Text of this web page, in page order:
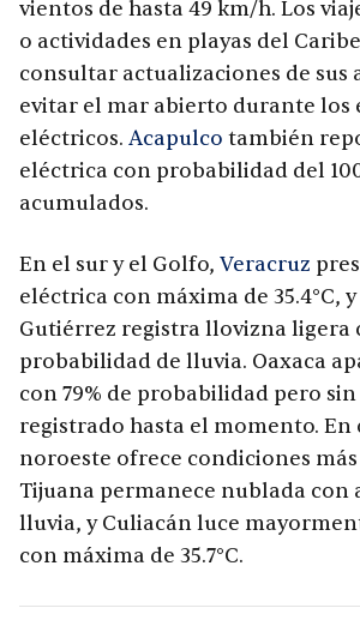
vientos de hasta 49 km/h. Los
o actividades en playas del
consultar actualizaciones de sus
evitar el mar abierto durante los
eléctricos. Acapulco también
eléctrica con probabilidad del
acumulados.
En el sur y el Golfo, Veracruz
eléctrica con máxima de 35.4°C,
Gutiérrez registra llovizna ligera
probabilidad de lluvia. Oaxaca
con 79% de probabilidad pero
registrado hasta el momento. En
noroeste ofrece condiciones
Tijuana permanece nublada con
lluvia, y Culiacán luce
con máxima de 35.7°C.